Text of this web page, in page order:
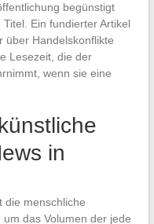
begünstigt
Ein fundierter Artikel
über Handelskonflikte
Lesezeit, die der
wenn sie eine
in
die menschliche
das Volumen der jede